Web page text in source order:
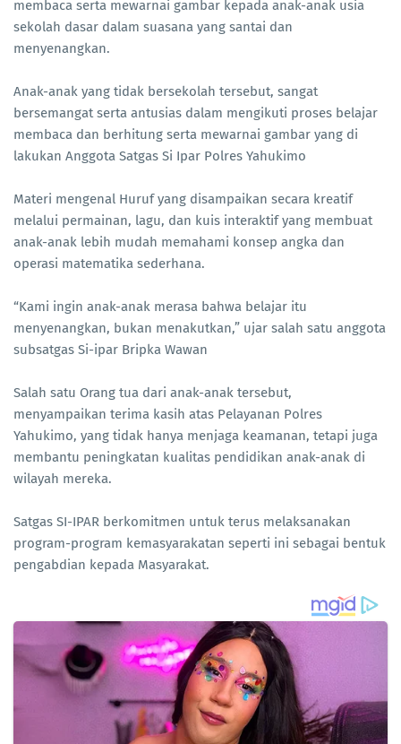
membaca serta mewarnai gambar kepada anak-anak usia
sekolah dasar dalam suasana yang santai dan
menyenangkan.
Anak-anak yang tidak bersekolah tersebut, sangat
bersemangat serta antusias dalam mengikuti proses belajar
membaca dan berhitung serta mewarnai gambar yang di
lakukan Anggota Satgas Si Ipar Polres Yahukimo
Materi mengenal Huruf yang disampaikan secara kreatif
melalui permainan, lagu, dan kuis interaktif yang membuat
anak-anak lebih mudah memahami konsep angka dan
operasi matematika sederhana.
“Kami ingin anak-anak merasa bahwa belajar itu
menyenangkan, bukan menakutkan,” ujar salah satu anggota
subsatgas Si-ipar Bripka Wawan
Salah satu Orang tua dari anak-anak tersebut,
menyampaikan terima kasih atas Pelayanan Polres
Yahukimo, yang tidak hanya menjaga keamanan, tetapi juga
membantu peningkatan kualitas pendidikan anak-anak di
wilayah mereka.
Satgas SI-IPAR berkomitmen untuk terus melaksanakan
program-program kemasyarakatan seperti ini sebagai bentuk
pengabdian kepada Masyarakat.